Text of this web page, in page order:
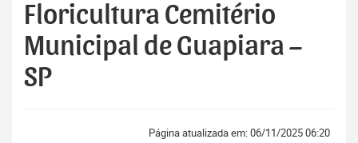
Floricultura Cemitério
Municipal de Guapiara –
SP
Página atualizada em: 06/11/2025 06:20